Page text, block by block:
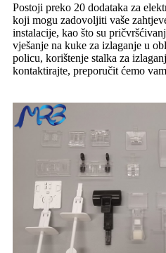
Postoji preko 20 dodataka za
koji mogu zadovoljiti vaše
instalacije, kao što su
vješanje na kuke za izlaganje u
policu, korištenje stalka za
kontaktirajte, preporučit ćemo